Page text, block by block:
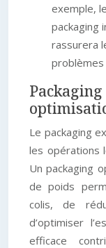
exemple,
packaging
rassurera
problèmes
Le packaging
les opérations
Un packaging
de poids
colis, de
d’optimiser
efficace